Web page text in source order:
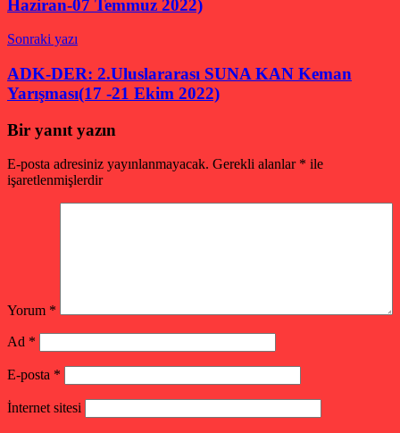
Haziran-07 Temmuz 2022)
Sonraki yazı
ADK-DER: 2.Uluslararası SUNA KAN Keman
Yarışması(17 -21 Ekim 2022)
Bir yanıt yazın
E-posta adresiniz yayınlanmayacak. Gerekli alanlar * ile
işaretlenmişlerdir
Yorum *
Ad *
E-posta *
İnternet sitesi